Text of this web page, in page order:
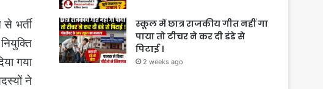
भर्ती
गया
ने
स्कूल में छात्र राजकीय गीत नहीं गा
पाया तो टीचर ने कर दी डंडे से
पिटाई ।
2 weeks ago